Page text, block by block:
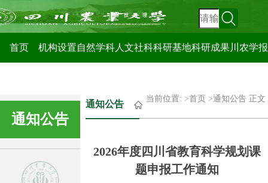
科技管理处
首页 机构设置自然学科人文社科科研基地科研成果川农学报
通知公告
通知公告
当前位置: >首页 >通知公告 正文
2026年度四川省教育科学规划课
题申报工作通知